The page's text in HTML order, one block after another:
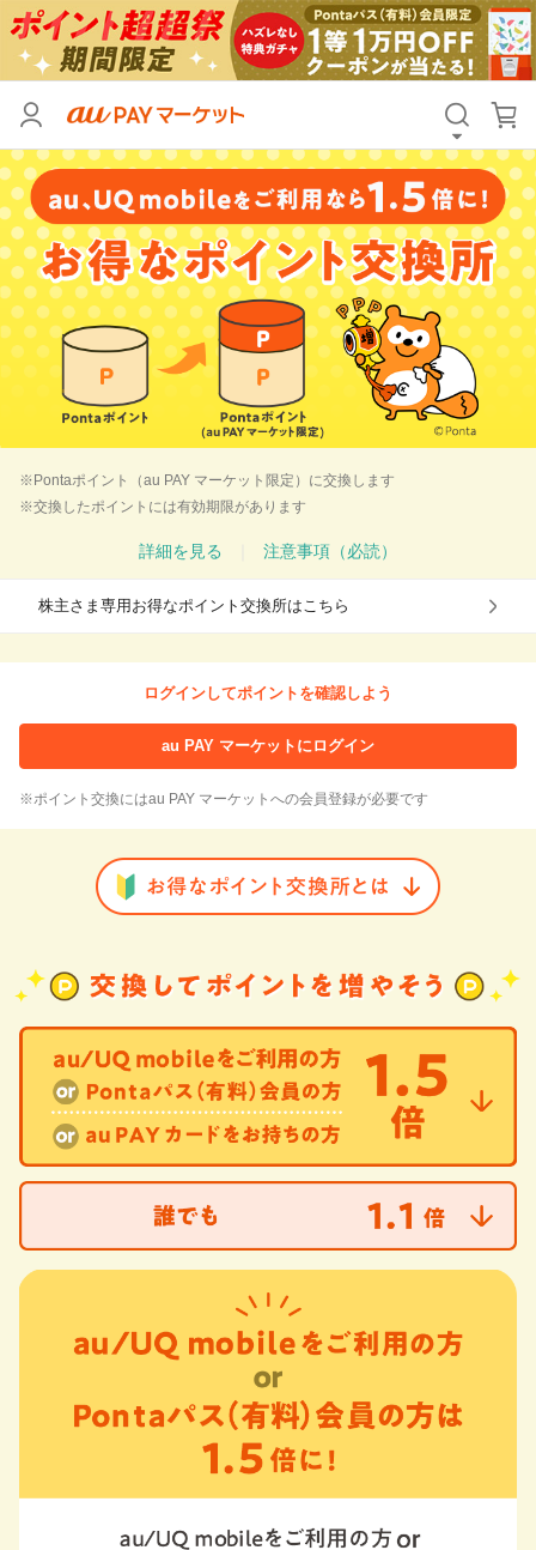
※Pontaポイント（au PAY マーケット限定）に交換します
※交換したポイントには有効期限があります
詳細を見る 注意事項（必読）
株主さま専用お得なポイント交換所はこちら
ログインしてポイントを確認しよう
au PAY マーケットにログイン
※ポイント交換にはau PAY マーケットへの会員登録が必要です